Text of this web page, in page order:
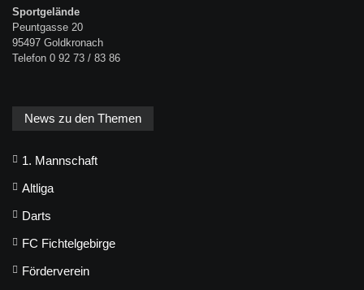
Sportgelände
Peuntgasse 20
95497 Goldkronach
Telefon 0 92 73 / 83 86
News zu den Themen
1. Mannschaft
Altliga
Darts
FC Fichtelgebirge
Förderverein